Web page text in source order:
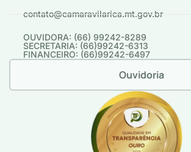
contato@camaravilarica.mt.gov.br
OUVIDORA: (66) 99242-8289
SECRETARIA: (66)99242-6313
FINANCEIRO: (66)99242-6497
Ouvidoria